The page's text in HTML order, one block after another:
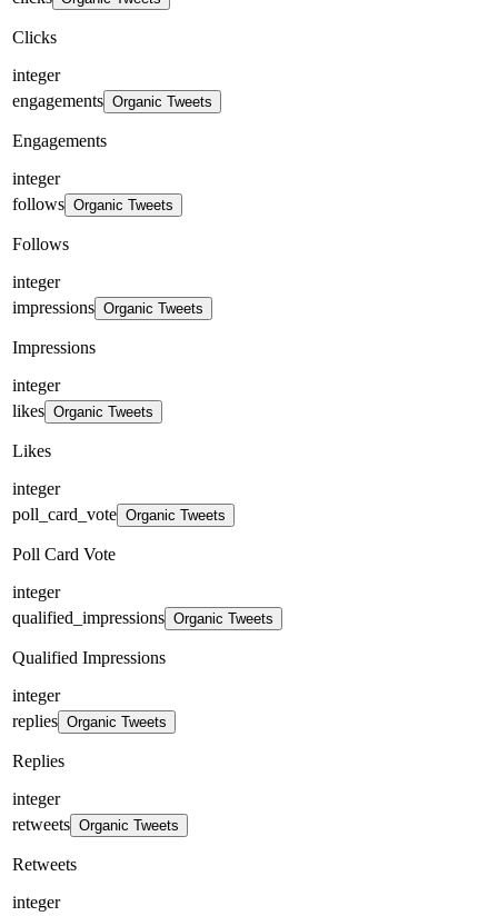
Clicks
integer
engagements Organic Tweets
Engagements
integer
follows Organic Tweets
Follows
integer
impressions Organic Tweets
Impressions
integer
likes Organic Tweets
Likes
integer
poll_card_vote Organic Tweets
Poll Card Vote
integer
qualified_impressions Organic Tweets
Qualified Impressions
integer
replies Organic Tweets
Replies
integer
retweets Organic Tweets
Retweets
integer